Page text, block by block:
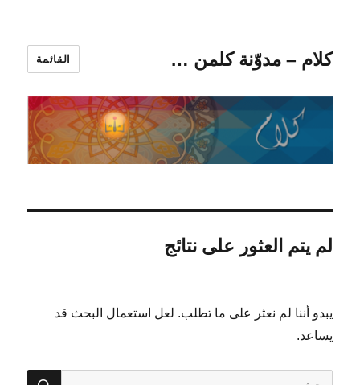
كلام – مدوّنة كلمن … القائمة
لم يتم العثور على نتائج
يبدو أننا لم نعثر على ما تطلب. لعل استعمال البحث قد
يساعد.
بحث